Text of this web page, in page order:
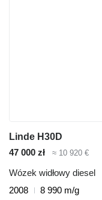
Linde H30D
47 000 zł
≈ 10 920 €
Wózek widłowy diesel
2008
8 990 m/g